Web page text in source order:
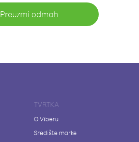
Preuzmi odmah
TVRTKA
O Viberu
Središte marke